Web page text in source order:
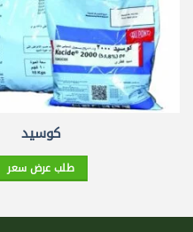
كوسيد
طلب عرض سعر